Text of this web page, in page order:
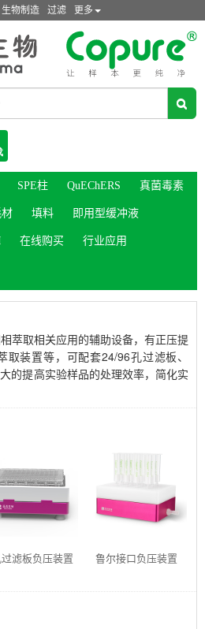
生物制造 过滤 更多
SPE柱 QuEChERS 真菌毒素
填料 即用型缓冲液
在线购买 行业应用
萃取相关应用的辅助设备，有正压提
装置等，可配套24/96孔过滤板、
的提高实验样品的处理效率，简化实
滤板负压装置 鲁尔接口负压装置